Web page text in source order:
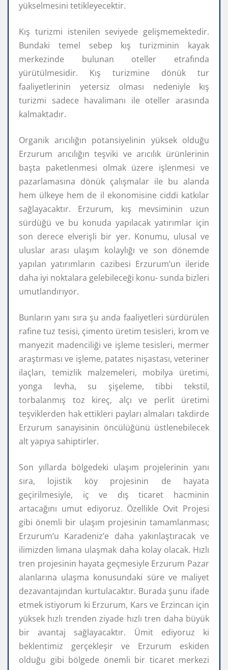
yükselmesini tetikleyecektir.
Kış turizmi istenilen seviyede gelişmemektedir.
Bundaki temel sebep kış turizminin kayak
merkezinde bulunan oteller etrafında
yürütülmesidir. Kış turizmine dönük tur
faaliyetlerinin yetersiz olması nedeniyle kış
turizmi sadece havalimanı ile oteller arasında
kalmaktadır.
Organik arıcılığın potansiyelinin yüksek olduğu
Erzurum arıcılığın teşviki ve arıcılık ürünlerinin
başta paketlenmesi olmak üzere işlenmesi ve
pazarlamasına dönük çalışmalar ile bu alanda
hem ülkeye hem de il ekonomisine ciddi katkılar
sağlayacaktır. Erzurum, kış mevsiminin uzun
sürdüğü ve bu konuda yapılacak yatırımlar için
son derece elverişli bir yer. Konumu, ulusal ve
uluslar arası ulaşım kolaylığı ve son dönemde
yapılan yatırımların cazibesi Erzurum’un ileride
daha iyi noktalara gelebileceği konu- sunda bizleri
umutlandırıyor.
Bunların yanı sıra şu anda faaliyetleri sürdürülen
rafine tuz tesisi, çimento üretim tesisleri, krom ve
manyezit madenciliği ve işleme tesisleri, mermer
araştırması ve işleme, patates nişastası, veteriner
ilaçları, temizlik malzemeleri, mobilya üretimi,
yonga levha, su şişeleme, tibbi tekstil,
torbalanmış toz kireç, alçı ve perlit üretimi
teşviklerden hak ettikleri payları almaları takdirde
Erzurum sanayisinin öncülüğünü üstlenebilecek
alt yapıya sahiptirler.
Son yıllarda bölgedeki ulaşım projelerinin yanı
sıra, lojistik köy projesinin de hayata
geçirilmesiyle, iç ve dış ticaret hacminin
artacağını umut ediyoruz. Özellikle Ovit Projesi
gibi önemli bir ulaşım projesinin tamamlanması;
Erzurum’u Karadeniz’e daha yakınlaştıracak ve
ilimizden limana ulaşmak daha kolay olacak. Hızlı
tren projesinin hayata geçmesiyle Erzurum Pazar
alanlarına ulaşma konusundaki süre ve maliyet
dezavantajından kurtulacaktır. Burada şunu ifade
etmek istiyorum ki Erzurum, Kars ve Erzincan için
yüksek hızlı trenden ziyade hızlı tren daha büyük
bir avantaj sağlayacaktır. Ümit ediyoruz ki
beklentimiz gerçekleşir ve Erzurum eskiden
olduğu gibi bölgede önemli bir ticaret merkezi